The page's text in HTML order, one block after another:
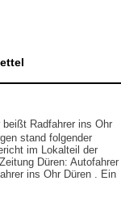
beißt Radfahrer ins Ohr
stand folgender
im Lokalteil der
Düren: Autofahrer
ins Ohr Düren . Ein